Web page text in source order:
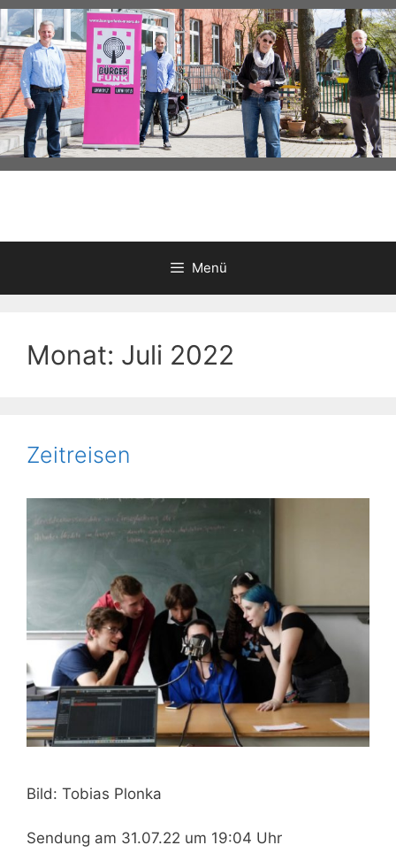
Zum
Inhalt
springen
Menü
Monat: Juli 2022
Zeitreisen
Bild: Tobias Plonka
Sendung am 31.07.22 um 19:04 Uhr